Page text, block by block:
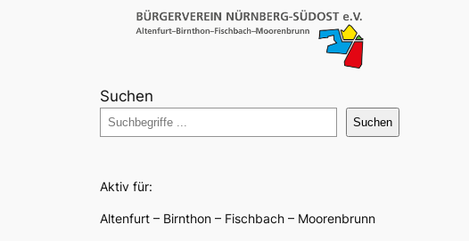
Suchen
Suchen
Aktiv für:
Altenfurt – Birnthon – Fischbach – Moorenbrunn